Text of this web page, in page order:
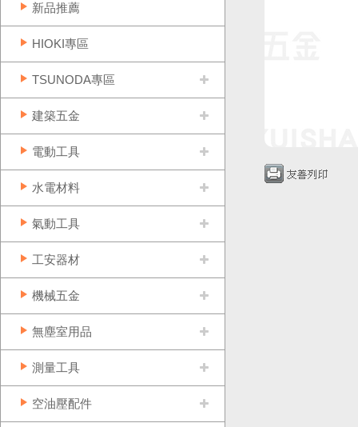
新品推薦
HIOKI專區
TSUNODA專區
建築五金
電動工具
水電材料
氣動工具
工安器材
機械五金
無塵室用品
測量工具
空油壓配件